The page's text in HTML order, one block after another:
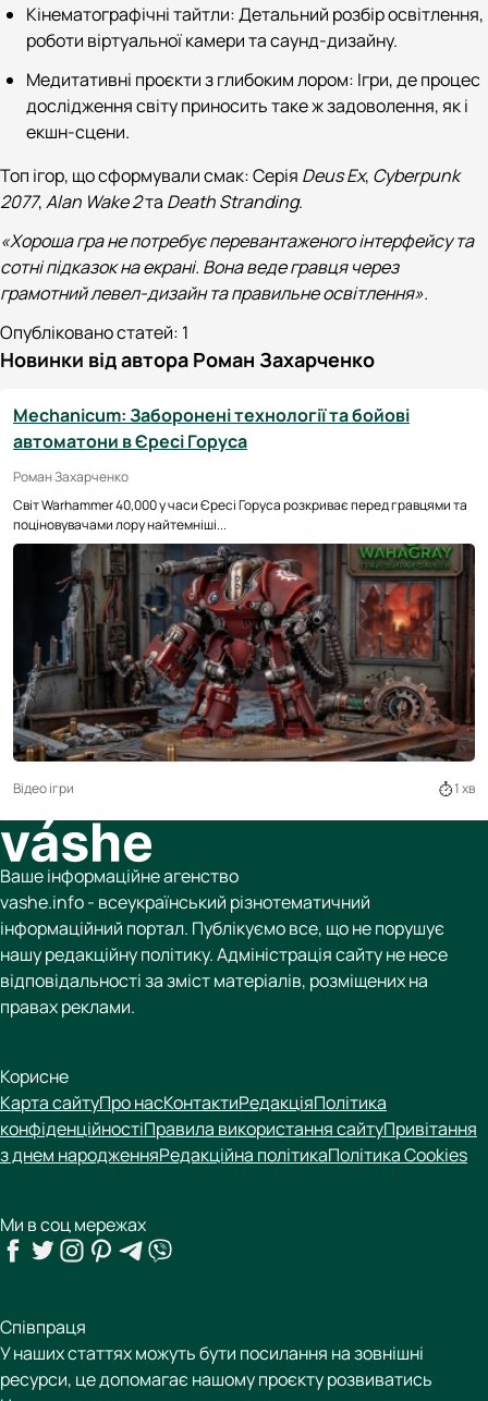
Кінематографічні тайтли: Детальний розбір освітлення,
роботи віртуальної камери та саунд-дизайну.
Медитативні проєкти з глибоким лором: Ігри, де процес
дослідження світу приносить таке ж задоволення, як і
екшн-сцени.
Топ ігор, що сформували смак: Серія Deus Ex, Cyberpunk
2077,Alan Wake 2та Death Stranding.
«Хороша гра не потребує перевантаженого інтерфейсу та
сотні підказок на екрані. Вона веде гравця через
грамотний левел-дизайн та правильне освітлення».
Опубліковано статей: 1
Новинки від автора Роман Захарченко
Mechanicum: Заборонені технології та бойові
автоматони в Єресі Горуса
Роман Захарченко
Світ Warhammer 40,000 у часи Єресі Горуса розкриває перед гравцями та
поціновувачами лору найтемніші...
Відео ігри 1 хв
Ваше інформаційне агенство
vashe.info - всеукраїнський різнотематичний
інформаційний портал. Публікуємо все, що не порушує
нашу редакційну політику. Адміністрація сайту не несе
відповідальності за зміст матеріалів, розміщених на
правах реклами.
Корисне
Карта сайтуПро насКонтактиРедакціяПолітика
конфіденційностіПравила використання сайтуПривітання
з днем народженняРедакційна політикаПолітика Cookies
Ми в соц мережах
Співпраця
У наших статтях можуть бути посилання на зовнішні
ресурси, це допомагає нашому проєкту розвиватись